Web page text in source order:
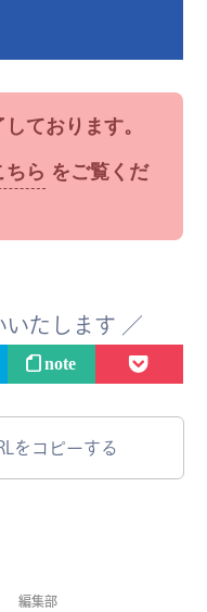
ております。
ちら をご覧くだ
いたします ／
note
をコピーする
編集部